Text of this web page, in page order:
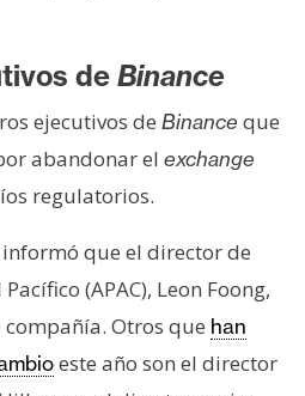
de Binance
ejecutivos de Binance que
abandonar el exchange
regulatorios.
que el director de
(APAC), Leon Foong,
Otros que han
este año son el director